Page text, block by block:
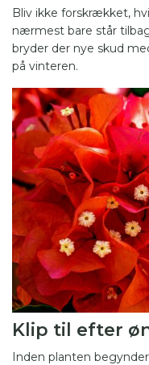
Bliv ikke forskrækket,
nærmest bare står
bryder der nye skud
på vinteren.
Klip til efter
Inden planten